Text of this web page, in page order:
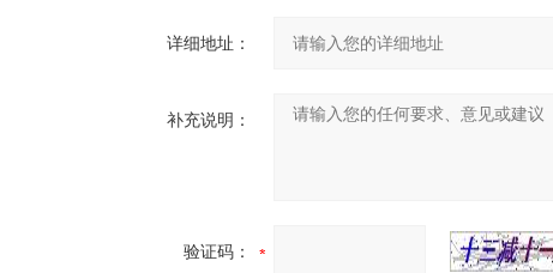
详细地址：
补充说明：
验证码：